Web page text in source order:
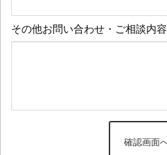
その他お問い合わせ・ご相談内容